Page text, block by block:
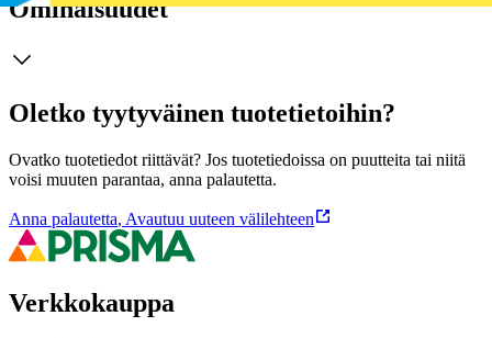
Ominaisuudet
Oletko tyytyväinen tuotetietoihin?
Ovatko tuotetiedot riittävät? Jos tuotetiedoissa on puutteita tai niitä
voisi muuten parantaa, anna palautetta.
Anna palautetta, Avautuu uuteen välilehteen
Verkkokauppa